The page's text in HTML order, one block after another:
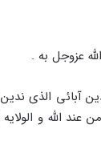
عزوجل به .
آبائی الذی
الله و الولایه